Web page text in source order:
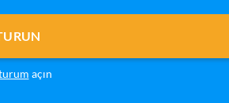
açın